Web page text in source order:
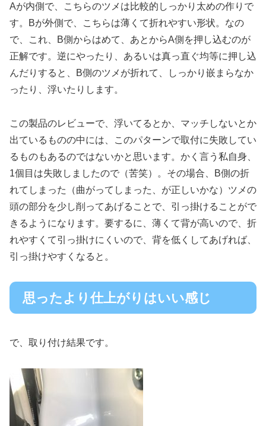
Aが内側で、こちらのツメは比較的しっかり太めの作りで
す。Bが外側で、こちらは薄くて折れやすい形状。なの
で、これ、B側からはめて、あとからA側を押し込むのが
正解です。逆にやったり、あるいは真っ直ぐ均等に押し込
んだりすると、B側のツメが折れて、しっかり嵌まらなか
ったり、浮いたりします。
この製品のレビューで、浮いてるとか、マッチしないとか
出ているものの中には、このパターンで取付に失敗してい
るものもあるのではないかと思います。かく言う私自身、
1個目は失敗しましたので（苦笑）。その場合、B側の折
れてしまった（曲がってしまった、が正しいかな）ツメの
頭の部分を少し削ってあげることで、引っ掛けることがで
きるようになります。要するに、薄くて背が高いので、折
れやすくて引っ掛けにくいので、背を低くしてあげれば、
引っ掛けやすくなると。
思ったより仕上がりはいい感じ
で、取り付け結果です。